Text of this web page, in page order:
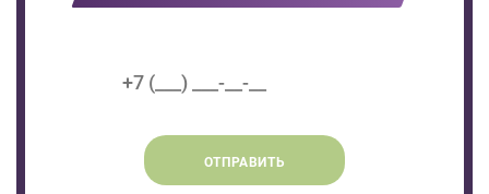
ОТПРАВИТЬ